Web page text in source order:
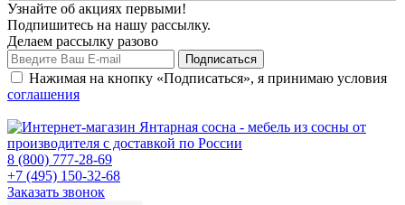
Узнайте об акциях первыми!
Подпишитесь на нашу рассылку.
Делаем рассылку разово
Нажимая на кнопку «Подписаться», я принимаю условия
соглашения
8 (800) 777-28-69
+7 (495) 150-32-68
Заказать звонок